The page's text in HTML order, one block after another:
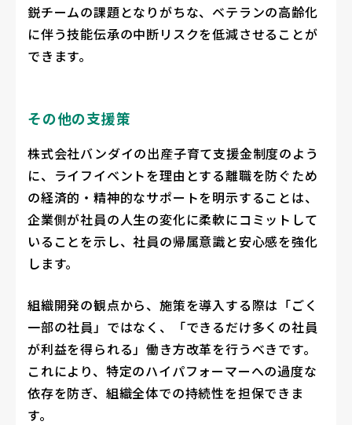
鋭チームの課題となりがちな、ベテランの高齢化
に伴う技能伝承の中断リスクを低減させることが
できます。
その他の支援策
株式会社バンダイの出産子育て支援金制度のよう
に、ライフイベントを理由とする離職を防ぐため
の経済的・精神的なサポートを明示することは、
企業側が社員の人生の変化に柔軟にコミットして
いることを示し、社員の帰属意識と安心感を強化
します。
組織開発の観点から、施策を導入する際は「ごく
一部の社員」ではなく、「できるだけ多くの社員
が利益を得られる」働き方改革を行うべきです。
これにより、特定のハイパフォーマーへの過度な
依存を防ぎ、組織全体での持続性を担保できま
す。